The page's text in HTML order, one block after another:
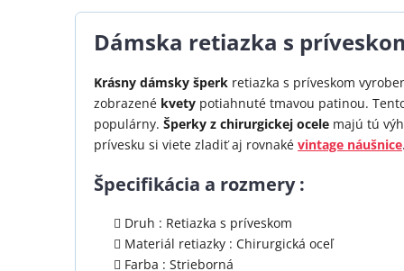
Dámska retiazka s
Krásny dámsky šperk retiazka s príveskom
zobrazené kvety potiahnuté tmavou patinou.
populárny. Šperky z chirurgickej ocele majú tú
prívesku si viete zladiť aj rovnaké vintage náušnice.
Špecifikácia a rozmery :
Druh : Retiazka s príveskom
Materiál retiazky : Chirurgická oceľ
Farba : Strieborná